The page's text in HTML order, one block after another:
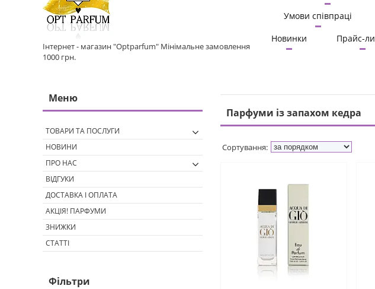
Інтернет - магазин "Optparfum" Мінімальне замовлення
1000 грн.
Умови співпраці
Новинки
Прайс-
Парфуми із запахом кедра
ТОВАРИ ТА ПОСЛУГИ
НОВИНИ
ПРО НАС
ВІДГУКИ
ДОСТАВКА І ОПЛАТА
АКЦІЯ! ПАРФУМИ
ЗНИЖКИ
СТАТТІ
Фільтри